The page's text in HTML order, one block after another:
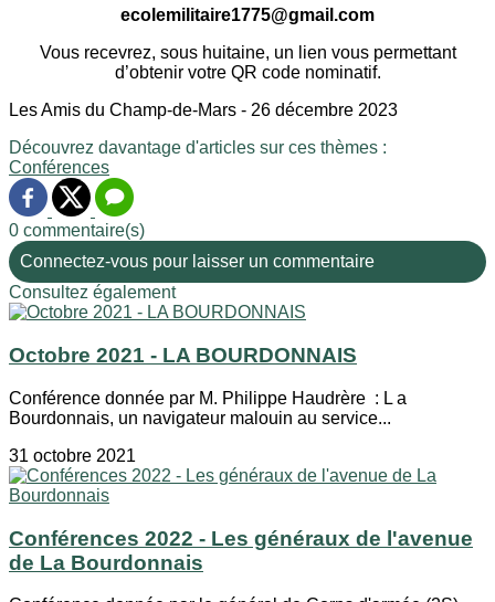
ecolemilitaire1775@gmail.com
Vous recevrez, sous huitaine, un lien vous permettant
d’obtenir votre QR code nominatif.
Les Amis du Champ-de-Mars - 26 décembre 2023
Découvrez davantage d'articles sur ces thèmes :
Conférences
0 commentaire(s)
Connectez-vous pour laisser un commentaire
Consultez également
Octobre 2021 - LA BOURDONNAIS
Conférence donnée par M. Philippe Haudrère : L a
Bourdonnais, un navigateur malouin au service...
31 octobre 2021
Conférences 2022 - Les généraux de l'avenue
de La Bourdonnais